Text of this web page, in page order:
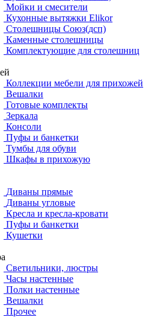
Мойки и смесители
Кухонные вытяжки Elikor
Столешницы Союз(дсп)
Каменные столешницы
Комплектующие для столешниц
Коллекции мебели для прихожей
Вешалки
Готовые комплекты
Зеркала
Консоли
Пуфы и банкетки
Тумбы для обуви
Шкафы в прихожую
Диваны прямые
Диваны угловые
Кресла и кресла-кровати
Пуфы и банкетки
Кушетки
Светильники, люстры
Часы настенные
Полки настенные
Вешалки
Прочее